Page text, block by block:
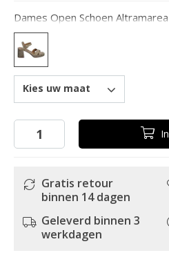
Dames Open Schoen Altramarea
Kies uw maat
In
Gratis retour
binnen 14 dagen
Geleverd binnen 3
werkdagen